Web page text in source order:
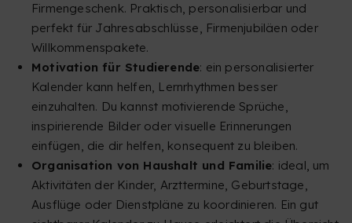
Firmengeschenk. Praktisch, personalisierbar und
perfekt für Jahresabschlüsse, Firmenjubiläen oder
Willkommenspakete.
Motivation für Studierende: ein personalisierter
Kalender kann helfen, Lernrhythmen besser
einzuhalten. Du kannst motivierende Sprüche,
inspirierende Bilder oder visuelle Erinnerungen
einfügen, die dir helfen, konsequent zu bleiben.
Organisation von Haushalt und Familie: ideal, um
Aktivitäten der Kinder, Arzttermine, Geburtstage,
Ausflüge oder Dienstpläne zu koordinieren. Ein gut